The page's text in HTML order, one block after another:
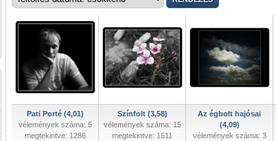
Pati Porté (4,01)
vélemények száma: 5
megtekintve: 1286
Színfolt (3,58)
vélemények száma: 15
megtekintve: 1611
Az égbolt hajósai
(4,09)
vélemények száma: 3